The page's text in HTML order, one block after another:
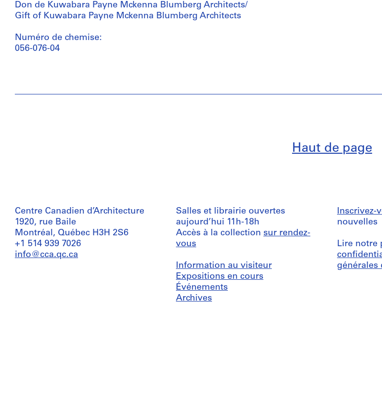
Don de Kuwabara Payne Mckenna Blumberg Architects/
Gift of Kuwabara Payne Mckenna Blumberg Architects
Numéro de chemise:
056-076-04
Haut de page
Centre Canadien d’Architecture
1920, rue Baile
Montréal, Québec H3H 2S6
+1 514 939 7026
info@cca.qc.ca
Salles et librairie ouvertes
aujourd’hui 11h-18h
Accès à la collection sur rendez-
vous
Information au visiteur
Expositions en cours
Événements
Archives
Inscrivez-
nouvelles
Lire notre
générales